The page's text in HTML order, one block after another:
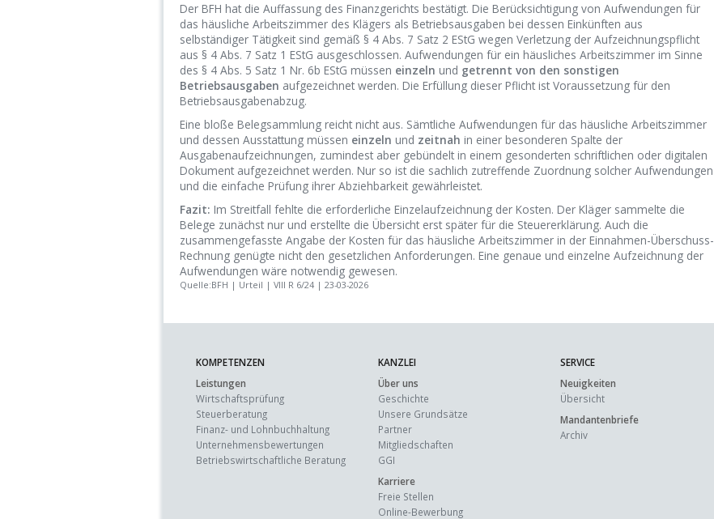
Der BFH hat die Auffassung des Finanzgerichts bestätigt. Die Berücksichtigung von Aufwendungen für
das häusliche Arbeitszimmer des Klägers als Betriebsausgaben bei dessen Einkünften aus
selbständiger Tätigkeit sind gemäß § 4 Abs. 7 Satz 2 EStG wegen Verletzung der Aufzeichnungspflicht
aus § 4 Abs. 7 Satz 1 EStG ausgeschlossen. Aufwendungen für ein häusliches Arbeitszimmer im Sinne
des § 4 Abs. 5 Satz 1 Nr. 6b EStG müssen einzeln und getrennt von den sonstigen
Betriebsausgaben aufgezeichnet werden. Die Erfüllung dieser Pflicht ist Voraussetzung für den
Betriebsausgabenabzug.
Eine bloße Belegsammlung reicht nicht aus. Sämtliche Aufwendungen für das häusliche Arbeitszimmer
und dessen Ausstattung müssen einzeln und zeitnah in einer besonderen Spalte der
Ausgabenaufzeichnungen, zumindest aber gebündelt in einem gesonderten schriftlichen oder digitalen
Dokument aufgezeichnet werden. Nur so ist die sachlich zutreffende Zuordnung solcher Aufwendungen
und die einfache Prüfung ihrer Abziehbarkeit gewährleistet.
Fazit: Im Streitfall fehlte die erforderliche Einzelaufzeichnung der Kosten. Der Kläger sammelte die
Belege zunächst nur und erstellte die Übersicht erst später für die Steuererklärung. Auch die
zusammengefasste Angabe der Kosten für das häusliche Arbeitszimmer in der Einnahmen-Überschuss-
Rechnung genügte nicht den gesetzlichen Anforderungen. Eine genaue und einzelne Aufzeichnung der
Aufwendungen wäre notwendig gewesen.
Quelle:BFH | Urteil | VIII R 6/24 | 23-03-2026
KOMPETENZEN
Leistungen
Wirtschaftsprüfung
Steuerberatung
Finanz- und Lohnbuchhaltung
Unternehmens­bewertungen
Betriebswirtschaft­liche Beratung
KANZLEI
Über uns
Geschichte
Unsere Grundsätze
Partner
Mitgliedschaften
GGI
Karriere
Freie Stellen
Online-Bewerbung
SERVICE
Neuigkeiten
Übersicht
Mandantenbriefe
Archiv